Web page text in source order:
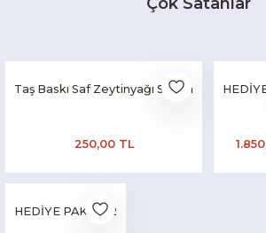
Taş Baskı Saf Zeytinyağı Sabun
250,00 TL
HEDİYE PAKETİ 2